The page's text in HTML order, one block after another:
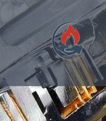
Skip
to
content